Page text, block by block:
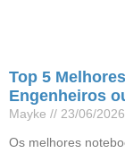
Top 5
Engenheiros
Mayke
23/06/2026
Os melhores